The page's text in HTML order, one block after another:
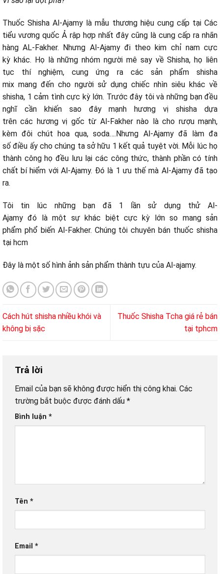
Thuốc Shisha Al-Ajamy làmẫu thương hiệu cung cấptại Các
tiểu vương quốc Ả rập hợp nhất đây cũng là cung cấp ra nhãn
hàng AL-Fakher. Nhưng Al-Ajamy đi theo kim chỉ nam cực
kỳ khác. Họ lànhững nhóm người mê sayvề Shisha, họ liên
tục thí nghiệm,cung ứng ra các sản phẩm shisha
mix mang đến cho người sử dụng chiếc nhìn siêu khác về
shisha, 1 cảm tình cực kỳlớn. Trước đây tôi và nhữngbạn đều
nghĩ cần khiếnsao đây mạnh hương vị shisha dựa
trêncác hương vị gốc từ Al-Fakher nào là cho rượu mạnh,
kèmđôi chút hoa qua, soda….Nhưng Al-Ajamy đã làm đa
số điều ấycho chúng tasở hữu 1 kết quả tuyệt vời. Mỗi lúc họ
thành công họ đều lưu lại các công thức, thành phầncó tính
chất bí hiểm vớiAl-Ajamy. Đó là 1 ưu thế mà Al-Ajamy đã tạo
ra.
Tôi tin lúc những bạn đã 1 lần sử dụng thử Al-
Ajamyđó làmột sựkhác biệt cực kỳ lớnso mangsản
phẩm phổ biếnAl-Fakher. Chúng tôi chuyên bán thuốc shisha
tại hcm
Đây là một số hình ảnh sản phẩm thành tựu của Al-ajamy.
Cách hút shisha nhiều khói và
không bị sặc
Thuốc Shisha Tcha giá rẻ bán
tại tphcm
Trả lời
Email của bạn sẽ không được hiển thị công khai. Các
trường bắt buộc được đánh dấu *
Bình luận *
Tên *
Email *